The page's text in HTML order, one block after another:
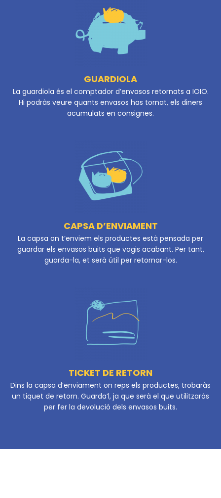
GUARDIOLA
La guardiola és el comptador d’envasos retornats a IOIO.
Hi podràs veure quants envasos has tornat, els diners
acumulats en consignes.
CAPSA D’ENVIAMENT
La capsa on t’enviem els productes està pensada per
guardar els envasos buits que vagis acabant. Per tant,
guarda-la, et serà útil per retornar-los.
TICKET DE RETORN
Dins la capsa d’enviament on reps els productes, trobaràs
un tiquet de retorn. Guarda’l, ja que serà el que utilitzaràs
per fer la devolució dels envasos buits.